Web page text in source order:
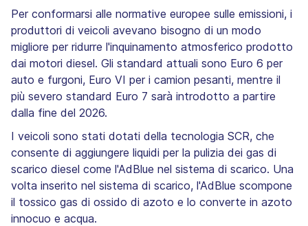
Per conformarsi alle normative europee sulle emissioni, i
produttori di veicoli avevano bisogno di un modo
migliore per ridurre l'inquinamento atmosferico prodotto
dai motori diesel. Gli standard attuali sono Euro 6 per
auto e furgoni, Euro VI per i camion pesanti, mentre il
più severo standard Euro 7 sarà introdotto a partire
dalla fine del 2026.
I veicoli sono stati dotati della tecnologia SCR, che
consente di aggiungere liquidi per la pulizia dei gas di
scarico diesel come l'AdBlue nel sistema di scarico. Una
volta inserito nel sistema di scarico, l'AdBlue scompone
il tossico gas di ossido di azoto e lo converte in azoto
innocuo e acqua.